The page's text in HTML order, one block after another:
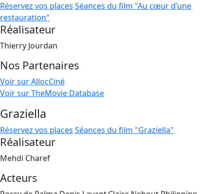
Réservez vos places Séances du film "Au cœur d’une
restauration"
Réalisateur
Thierry Jourdan
Nos Partenaires
Voir sur AllocCiné
Voir sur TheMovie Database
Graziella
Réservez vos places Séances du film "Graziella"
Réalisateur
Mehdi Charef
Acteurs